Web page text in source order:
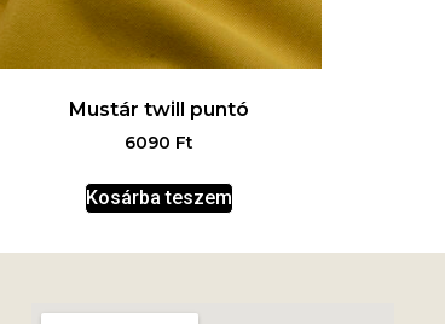
Mustár twill puntó
6090 Ft
Kosárba teszem